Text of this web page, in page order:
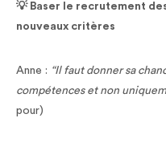
💡 Baser le recrutement
nouveaux critères
Anne : “Il faut donner sa
compétences et non
pour)